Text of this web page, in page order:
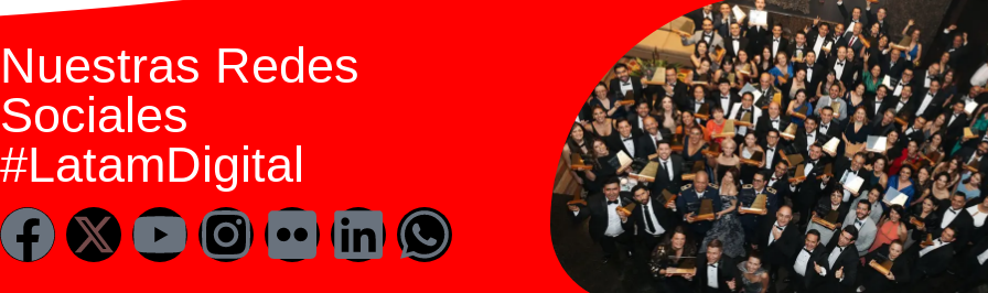
Nuestras Redes
Sociales
#LatamDigital